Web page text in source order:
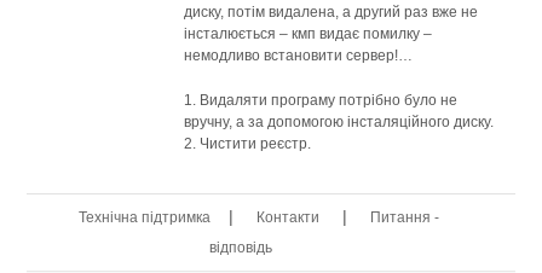
диску, потім видалена, а другий раз вже не
інсталюється – кмп видає помилку –
немодливо встановити сервер!…
1. Видаляти програму потрібно було не
вручну, а за допомогою інсталяційного диску.
2. Чистити реєстр.
Технічна підтримка | Контакти |
Питання -
відповідь